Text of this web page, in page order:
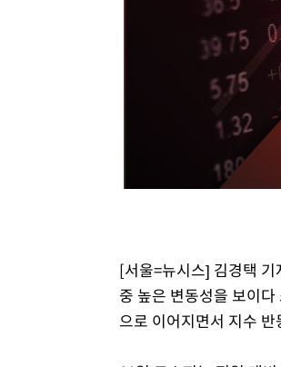
[속보]'300억원대 사기 혐의' 차
"미 전국적 살모네라 식중독 원
[속보]경찰·노동부, HL만도 평
[속보]합수본, '투표율 허위 입
[속보]원·달러 환율, 오전 9시
[속보]삼성전자·SK하이닉스
[속보]코스닥, 5.95포인트
[속보]코스피, 6300선 재탈환
이란, 호르무즈서 "적국 목표물
[서울=뉴시스] 김경택
중 높은 변동성을 보이
으로 이어지면서 지수